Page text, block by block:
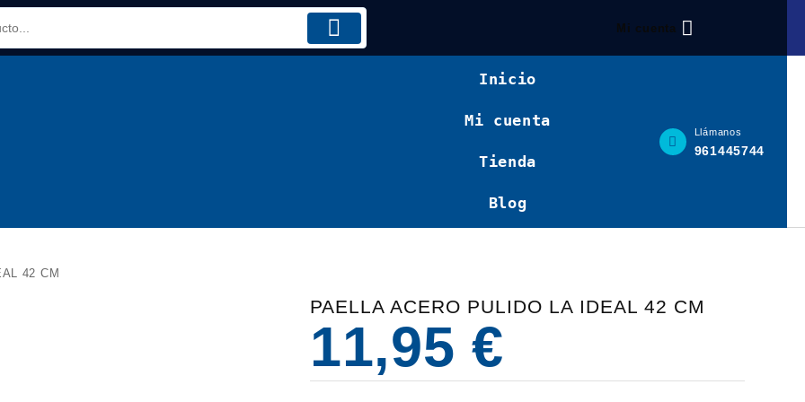
Mi cuenta
Inicio
Mi cuenta
Tienda
Blog
Llámanos
961445744
42 CM
PAELLA ACERO PULIDO LA IDEAL 42 CM
11,95€